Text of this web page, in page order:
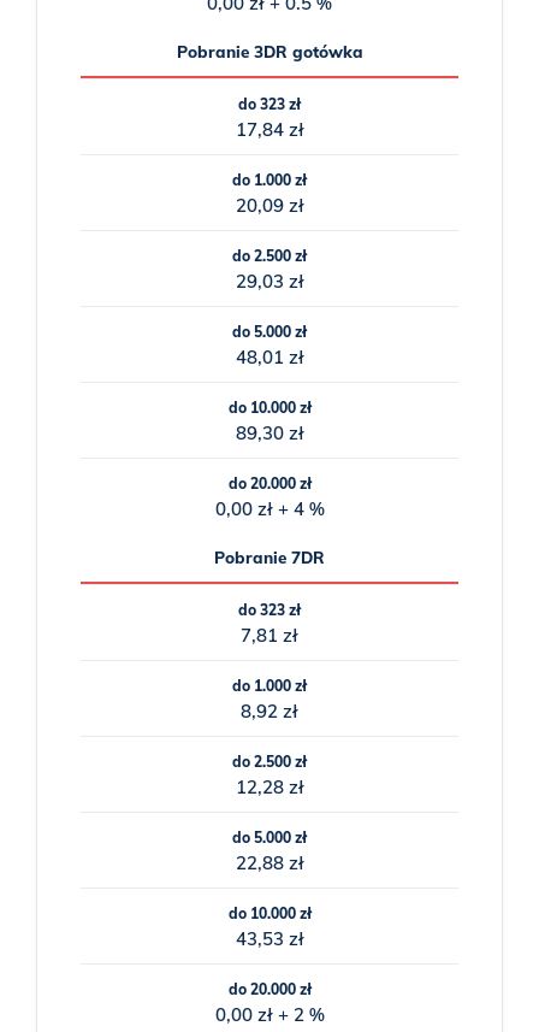
Pobranie 3DR gotówka
do 323 zł
17,84 zł
do 1.000 zł
20,09 zł
do 2.500 zł
29,03 zł
do 5.000 zł
48,01 zł
do 10.000 zł
89,30 zł
do 20.000 zł
0,00 zł + 4 %
Pobranie 7DR
do 323 zł
7,81 zł
do 1.000 zł
8,92 zł
do 2.500 zł
12,28 zł
do 5.000 zł
22,88 zł
do 10.000 zł
43,53 zł
do 20.000 zł
0,00 zł + 2 %